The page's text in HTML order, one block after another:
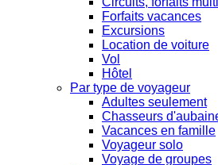
Forfaits vacances
Excursions
Location de voiture
Vol
Hôtel
Par type de voyageur
Adultes seulement
Chasseurs
Vacances en famille
Voyageur solo
Voyage de groupes